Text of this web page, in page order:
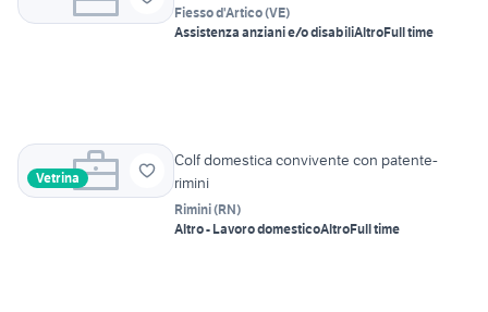
Fiesso d'Artico(VE)
Assistenza anziani e/o disabiliAltroFull time
Vetrina
Colf domestica convivente con patente-
rimini
Rimini(RN)
Altro - Lavoro domesticoAltroFull time